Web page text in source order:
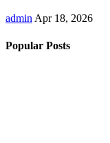
adminApr 18, 2026
Popular Posts